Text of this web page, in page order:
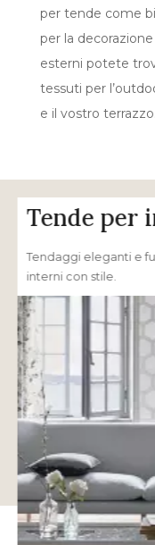
per tende come
per la
esterni potete
tessuti per
e il vostro terrazzo.
Tende per
Tendaggi eleganti e
interni con stile.